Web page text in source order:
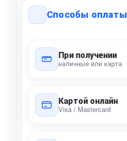
Способы оплаты
При получении
наличные или карта
Картой онлайн
Visa / Mastercard